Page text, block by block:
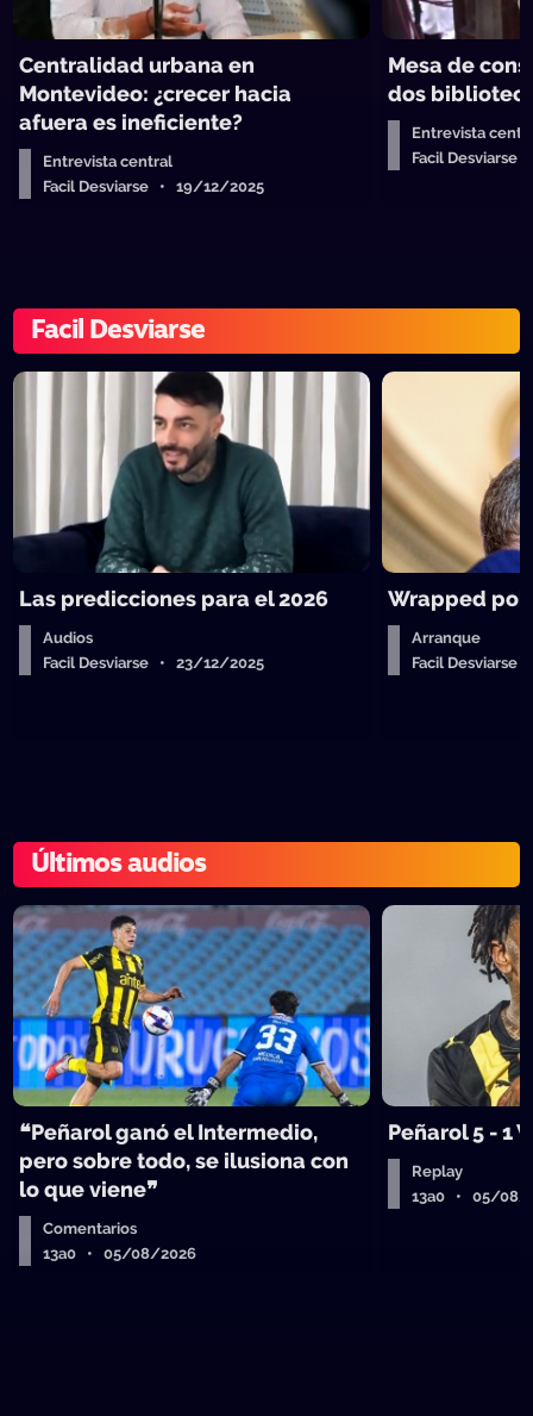
Centralidad urbana en
Montevideo: ¿crecer hacia
afuera es ineficiente?
Entrevista central
Facil Desviarse • 19/12/2025
Mesa de
dos
Entrevista
Facil Desviarse
Facil Desviarse
Las predicciones para el 2026
Audios
Facil Desviarse • 23/12/2025
Wrapped
Arranque
Facil
Últimos audios
❝Peñarol ganó el Intermedio,
pero sobre todo, se ilusiona con
lo que viene❞
Comentarios
13a0 • 05/08/2026
Peñarol 5 - 1
Replay
13a0 • 05/08/